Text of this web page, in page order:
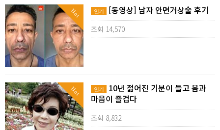
Hot 인기 [동영상] 남자 안면거상술 후기
조회 14,570
Hot 인기
10년 젊어진 기분이 들고 몸과
마음이 즐겁다
조회 8,832